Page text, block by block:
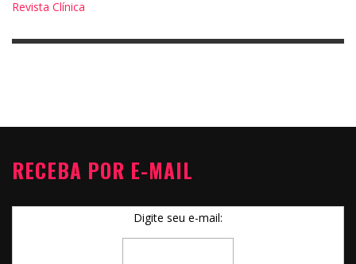
Revista Clínica
RECEBA POR E-MAIL
Digite seu e-mail: